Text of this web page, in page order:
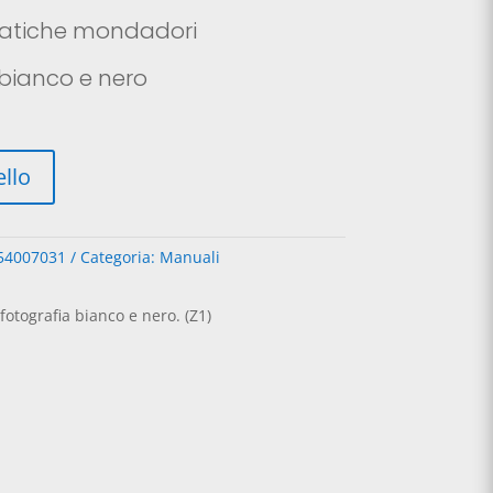
mondadori
e nero
r
a
Categoria: Manuali
bianco e nero. (Z1)